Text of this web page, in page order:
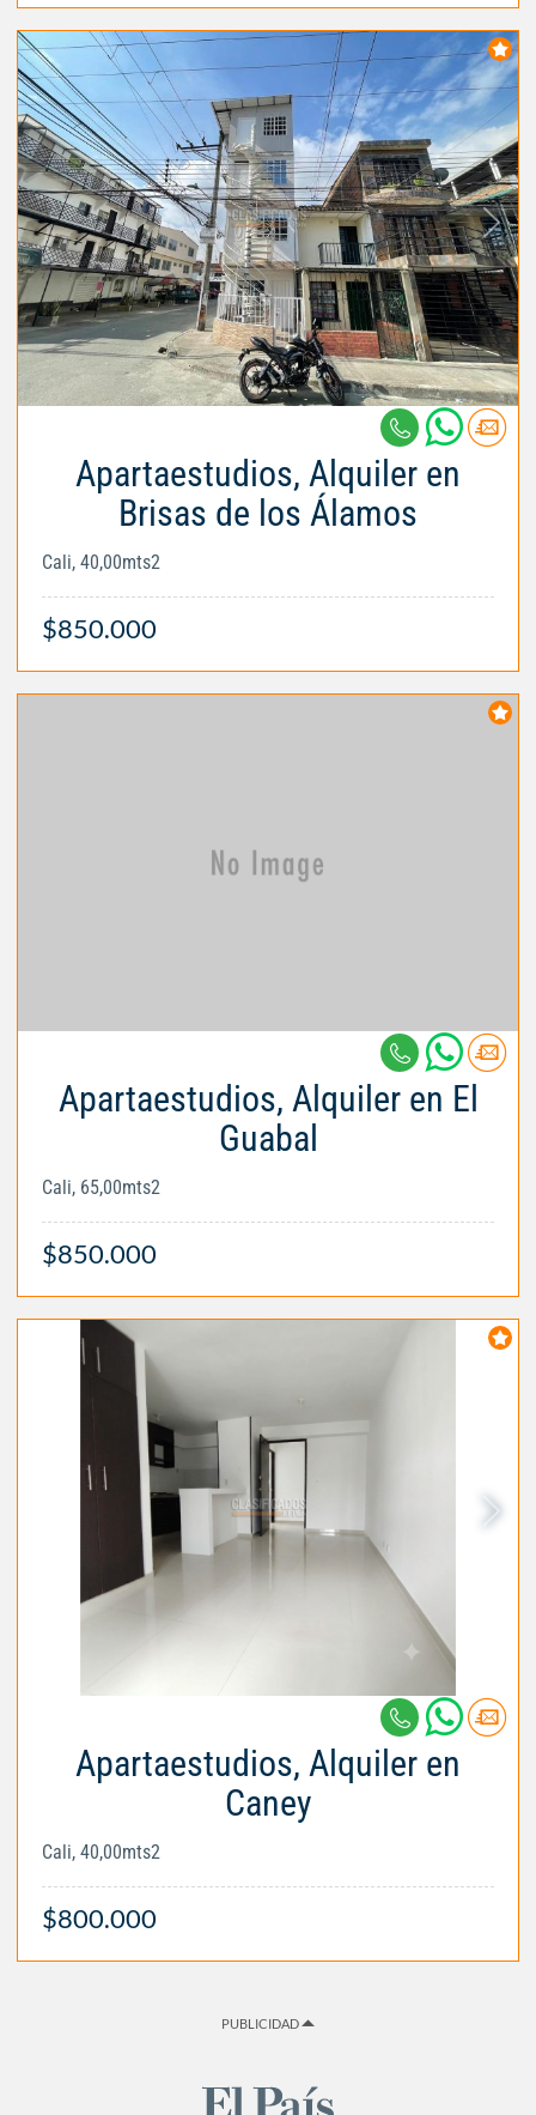
Apartaestudios, Alquiler en
Brisas de los Álamos
Cali, 40,00mts2
$850.000
Apartaestudios, Alquiler en El
Guabal
Cali, 65,00mts2
$850.000
Apartaestudios, Alquiler en
Caney
Cali, 40,00mts2
$800.000
PUBLICIDAD